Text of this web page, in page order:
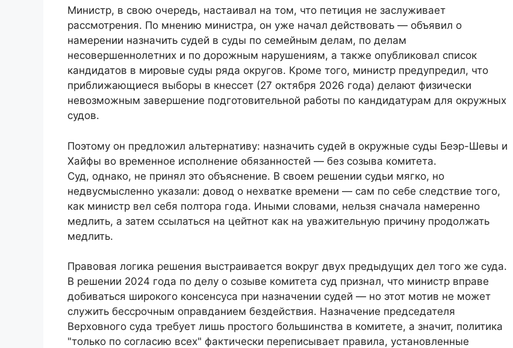
Министр, в свою очередь, настаивал на том, что петиция не заслуживает
рассмотрения. По мнению министра, он уже начал действовать — объявил о
намерении назначить судей в суды по семейным делам, по делам
несовершеннолетних и по дорожным нарушениям, а также опубликовал список
кандидатов в мировые суды ряда округов. Кроме того, министр предупредил, что
приближающиеся выборы в кнессет (27 октября 2026 года) делают физически
невозможным завершение подготовительной работы по кандидатурам для окружных
судов.
Поэтому он предложил альтернативу: назначить судей в окружные суды Беэр-Шевы и
Хайфы во временное исполнение обязанностей — без созыва комитета.
Суд, однако, не принял это объяснение. В своем решении судьи мягко, но
недвусмысленно указали: довод о нехватке времени — сам по себе следствие того,
как министр вел себя полтора года. Иными словами, нельзя сначала намеренно
медлить, а затем ссылаться на цейтнот как на уважительную причину продолжать
медлить.
Правовая логика решения выстраивается вокруг двух предыдущих дел того же суда.
В решении 2024 года по делу о созыве комитета суд признал, что министр вправе
добиваться широкого консенсуса при назначении судей — но этот мотив не может
служить бессрочным оправданием бездействия. Назначение председателя
Верховного суда требует лишь простого большинства в комитете, а значит, политика
"только по согласию всех" фактически переписывает правила, установленные